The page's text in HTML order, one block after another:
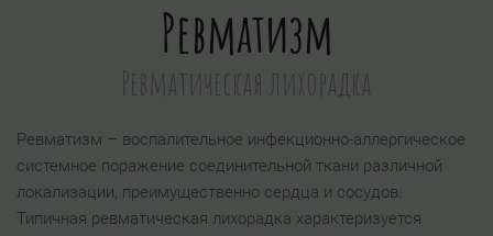
Ревматизм
Ревматическая лихорадка
Ревматизм – воспалительное инфекционно-аллергическое
системное поражение соединительной ткани различной
локализации, преимущественно сердца и сосудов.
Типичная ревматическая лихорадка характеризуется